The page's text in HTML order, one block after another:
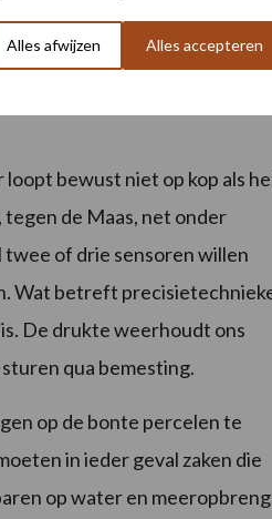
Alles afwijzen Alles accepteren
willen we hier het voortouw in
ons hier in gaan volgen.”
bewust niet op kop als
de Maas, net onder
twee of drie sensoren willen
Wat betreft
De drukte weerhoudt ons
qua bemesting.
op de bonte percelen te
in ieder geval zaken die
op water en